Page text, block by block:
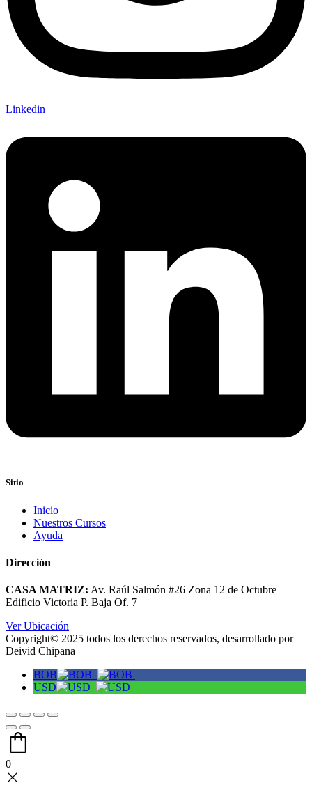
Linkedin
Sitio
Inicio
Nuestros Cursos
Ayuda
Dirección
CASA MATRIZ: Av. Raúl Salmón #26 Zona 12 de Octubre
Edificio Victoria P. Baja Of. 7
Ver Ubicación
Copyright© 2025 todos los derechos reservados, desarrollado por
Deivid Chipana
BOB
USD
0